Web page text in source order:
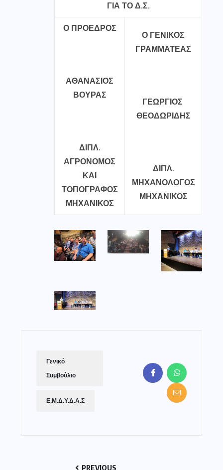
ΓΙΑ ΤΟ Δ.Σ.
Ο ΠΡΟΕΔΡΟΣ
ΑΘΑΝΑΣΙΟΣ
ΒΟΥΡΑΣ
ΔΙΠΛ.
ΑΓΡΟΝΟΜΟΣ
ΚΑΙ
ΤΟΠΟΓΡΑΦΟΣ
ΜΗΧΑΝΙΚΟΣ
Ο ΓΕΝΙΚΟΣ
ΓΡΑΜΜΑΤΕΑΣ
ΓΕΩΡΓΙΟΣ
ΘΕΟΔΩΡΙΔΗΣ
ΔΙΠΛ.
ΜΗΧΑΝΟΛΟΓΟΣ
ΜΗΧΑΝΙΚΟΣ
Γενικό
Συμβούλιο
Ε.Μ.Δ.Υ.Δ.Α.Σ
PREVIOUS